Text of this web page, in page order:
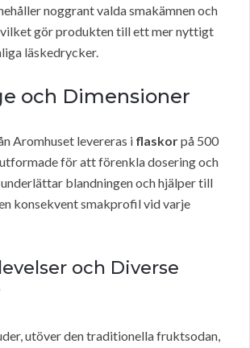
noggrant valda smakämnen och
gör produkten till ett mer nyttigt
läskedrycker.
och Dimensioner
Aromhuset levereras i flaskorpå 500
för att förenkla dosering och
blandningen och hjälper till
konsekvent smakprofil vid varje
och Diverse
utöver den traditionella fruktsodan,